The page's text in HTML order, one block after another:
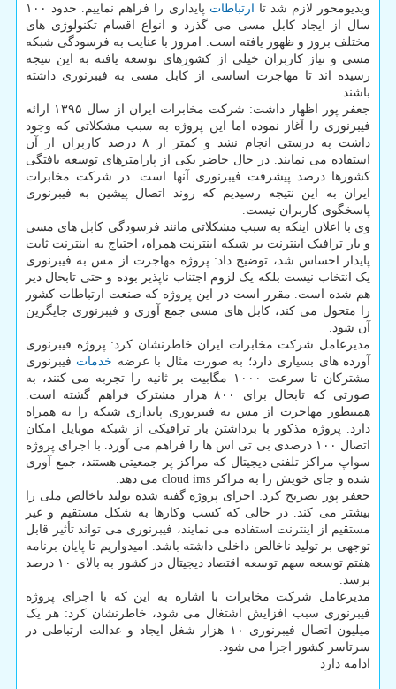
ویدیومحور لازم شد تا ارتباطات
پایداری را فراهم نماییم. حدود ۱۰۰
سال از ایجاد کابل مسی می گذرد و انواع اقسام تکنولوژی های
مختلف بروز و ظهور یافته است. امروز با عنایت به فرسودگی شبکه
مسی و نیاز کاربران خیلی از کشورهای توسعه یافته به این نتیجه
رسیده اند تا مهاجرت اساسی از کابل مسی به فیبرنوری داشته
باشند.
جعفر پور اظهار داشت: شرکت مخابرات ایران از سال ۱۳۹۵ ارائه
فیبرنوری را آغاز نموده اما این پروژه به سبب مشکلاتی که وجود
داشت به درستی انجام نشد و کمتر از ۸ درصد کاربران از آن
استفاده می نمایند. در حال حاضر یکی از پارامترهای توسعه یافتگی
کشورها درصد پیشرفت فیبرنوری آنها است. در شرکت مخابرات
ایران به این نتیجه رسیدیم که روند اتصال پیشین به فیبرنوری
پاسخگوی کاربران نیست.
وی با اعلان اینکه به سبب مشکلاتی مانند فرسودگی کابل های مسی
و بار ترافیک اینترنت بر شبکه اینترنت همراه، احتیاج به اینترنت ثابت
پایدار احساس شد، توضیح داد: پروژه مهاجرت از مس به فیبرنوری
یک انتخاب نیست بلکه یک لزوم اجتناب ناپذیر بوده و حتی تابحال دیر
هم شده است. مقرر است در این پروژه که صنعت ارتباطات کشور
را متحول می کند، کابل های مسی جمع آوری و فیبرنوری جایگزین
آن شود.
مدیرعامل شرکت مخابرات ایران خاطرنشان کرد: پروژه فیبرنوری
آورده های بسیاری دارد؛ به صورت مثال با عرضه خدمات فیبرنوری
مشترکان تا سرعت ۱۰۰۰ مگابیت بر ثانیه را تجربه می کنند، به
صورتی که تابحال برای ۸۰۰ هزار مشترک فراهم گشته است.
همینطور مهاجرت از مس به فیبرنوری پایداری شبکه را به همراه
دارد. پروژه مذکور با برداشتن بار ترافیکی از شبکه موبایل امکان
اتصال ۱۰۰ درصدی بی تی اس ها را فراهم می آورد. با اجرای پروژه
سواپ مراکز تلفنی دیجیتال که مراکز پر جمعیتی هستند، جمع آوری
شده و جای خویش را به مراکز cloud ims می دهد.
جعفر پور تصریح کرد: اجرای پروژه گفته شده تولید ناخالص ملی را
بیشتر می کند. در حالی که کسب وکارها به شکل مستقیم و غیر
مستقیم از اینترنت استفاده می نمایند، فیبرنوری می تواند تأثیر قابل
توجهی بر تولید ناخالص داخلی داشته باشد. امیدواریم تا پایان برنامه
هفتم توسعه سهم توسعه اقتصاد دیجیتال در کشور به بالای ۱۰ درصد
برسد.
مدیرعامل شرکت مخابرات با اشاره به این که با اجرای پروژه
فیبرنوری سبب افزایش اشتغال می شود، خاطرنشان کرد: هر یک
میلیون اتصال فیبرنوری ۱۰ هزار شغل ایجاد و عدالت ارتباطی در
سرتاسر کشور اجرا می شود.
ادامه دارد